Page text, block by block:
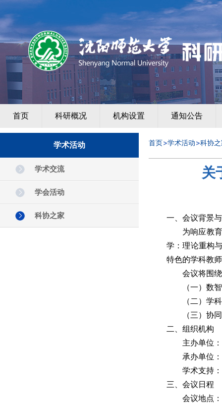
首页 科研概况 机构设置 通知公告
学术活动
学术交流
学会活动
科协之家
首页 学术活动 科协
关
一、会议背景
为响应教
学：理论重构
特色的学科教
会议将围
（一）数
（二）学
（三）协
二、组织机构
主办单位：
承办单位：
学术支持：
三、会议日程
会议地点